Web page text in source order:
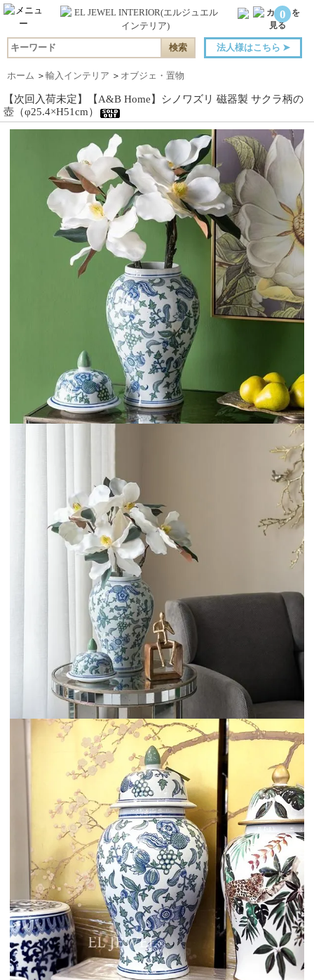
0
法人様はこちら ➤
ホーム ＞ 輸入インテリア ＞ オブジェ・置物
【次回入荷未定】【A&B Home】シノワズリ 磁器製 サクラ柄の
壺（φ25.4×H51cm）